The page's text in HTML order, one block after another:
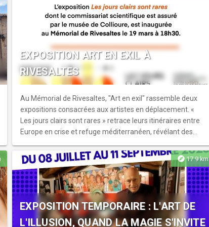
EXPOSITION ART EN EXIL À
RIVESALTES
Au Mémorial de Rivesaltes, "Art en exil" rassemble deux
expositions consacrées aux artistes en déplacement. «
Les jours clairs sont rares » retrace leurs itinéraires entre
Europe en crise et refuge méditerranéen, révélant des
explore 17.9 km
EXPOSITION TEMPORAIRE : L'ART DE
L'ILLUSION, QUAND LA MAGIE S'INVITE